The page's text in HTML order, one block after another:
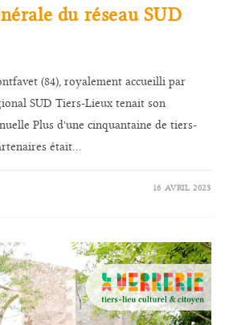
du réseau SUD
(84), royalement accueilli par
SUD Tiers-Lieux tenait son
Plus d'une cinquantaine de tiers-
était…
16 AVRIL 2023